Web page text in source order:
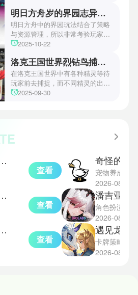
机关破谜范式第四关通关方法，助
玩家们能够顺利通关！有兴趣的玩
家们快来一起看看吧！
明日方舟岁的界园志异攻略
明日方舟中的界园玩法结合了策略
与资源管理，所以非常考验玩家的
操作和规划能力。游戏里拥有先
丰富多样的角色体系足以满足不同
战术需求。电表倒转是界园中的核
心挑战之一，玩家需合理利用通宝
和特殊钱币进行资源转换。明日方
乐趣和探索深度，丰富了玩家的游
2025-10-22
洛克王国世界烈钻鸟捕捉地点
在洛克王国世界中有各种精灵等待
玩家前去捕捉，而不同精灵的出现
地点和捕捉方式也各不相同。有少
2025-09-30
灯猜人名
查看
免费版
查看
单机版
查看
宠物养成
2026-08-09
角色扮演
2026-08-09
卡牌策略
2026-08-09